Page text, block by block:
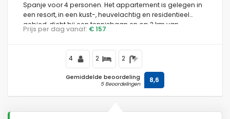
Spanje voor 4 personen. Het appartement is gelegen in
een resort, in een kust-, heuvelachtig en residentieel
gebied, dicht bij een tennisbaan en op 2 km van
Carvajal Strand.
Prijs per dag vanaf: € 157
4 2 2
Gemiddelde beoordeling
5 Beoordelingen 8,6